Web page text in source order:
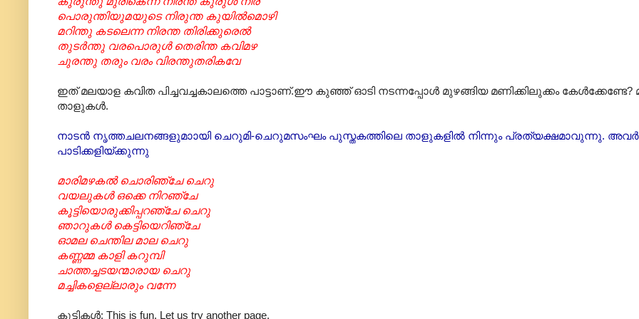
പൊരുന്തിയുമയുടെ നിരുന്ത കുയിൽമൊഴി
മറിന്തു കടലെന്ന നിരന്ത തിരിക്കുരെൽ
തുടർന്തു വരപൊരുൾ തെരിന്ത കവിമഴ
ചുരന്തു തരും വരം വിരന്തുതരികവേ
ഇത് മലയാള കവിത പിച്ചവച്ചകാലത്തെ പാട്ടാണ്.ഈ കുഞ്ഞ് ഓടി നടന്നപ്പോൾ മുഴങ്ങിയ മണിക്കിലുക്കം കേൾക്കേണ്ടേ?
താളുകൾ.
നാടൻ നൃത്തചലനങ്ങളുമാ‍ായി ചെറുമി-ചെറുമസംഘം പുസ്തകത്തിലെ താളുകളിൽ നിന്നും പ്രത്യക്ഷമാവുന്നു. അവർ
പാടിക്കളിയ്ക്കുന്നു
മാരിമഴകൽ ചൊരിഞ്ചേ ചെറു
വയലുകൾ ഒക്കെ നിറഞ്ചേ
കൂട്ടിയൊരുക്കിപ്പറഞ്ചേ ചെറു
ഞാറുകൾ കെട്ടിയെറിഞ്ചേ
ഓമല ചെന്തില മാല ചെറു
കണ്ണമ്മ കാളി കറുമ്പി
ചാത്തച്ചടയന്മാരായ ചെറു
മച്ചികളെല്ലാരും വന്നേ
കുട്ടികൾ: This is fun. Let us try another page.